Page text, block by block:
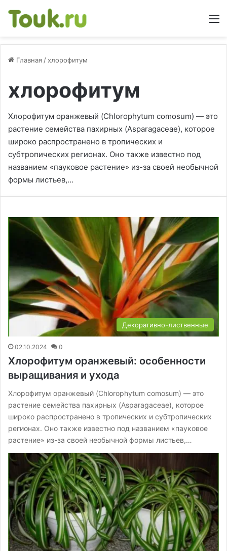
Главная / хлорофитум
хлорофитум
Хлорофитум оранжевый (Chlorophytum comosum) — это
растение семейства пахирных (Asparagaceae), которое
широко распространено в тропических и
субтропических регионах. Оно также известно под
названием «пауковое растение» из-за своей необычной
формы листьев,…
Декоративно-лиственные
02.10.2024 0
Хлорофитум оранжевый: особенности
выращивания и ухода
Хлорофитум оранжевый (Chlorophytum comosum) — это
растение семейства пахирных (Asparagaceae), которое
широко распространено в тропических и субтропических
регионах. Оно также известно под названием «пауковое
растение» из-за своей необычной формы листьев,…